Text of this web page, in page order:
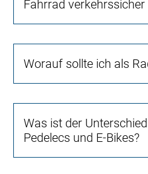
Fahrrad
Worauf sollte ich als
Was ist der
Pedelecs und E-Bikes?